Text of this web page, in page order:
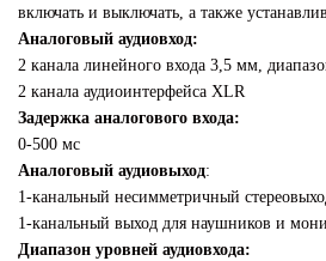
включать и выключать, а также
Аналоговый аудиовход:
2 канала линейного входа 3,5 мм,
2 канала аудиоинтерфейса XLR
Задержка аналогового входа:
0-500 мс
Аналоговый аудиовыход:
1-канальный несимметричный
1-канальный выход для наушников и
Диапазон уровней аудиовхода: